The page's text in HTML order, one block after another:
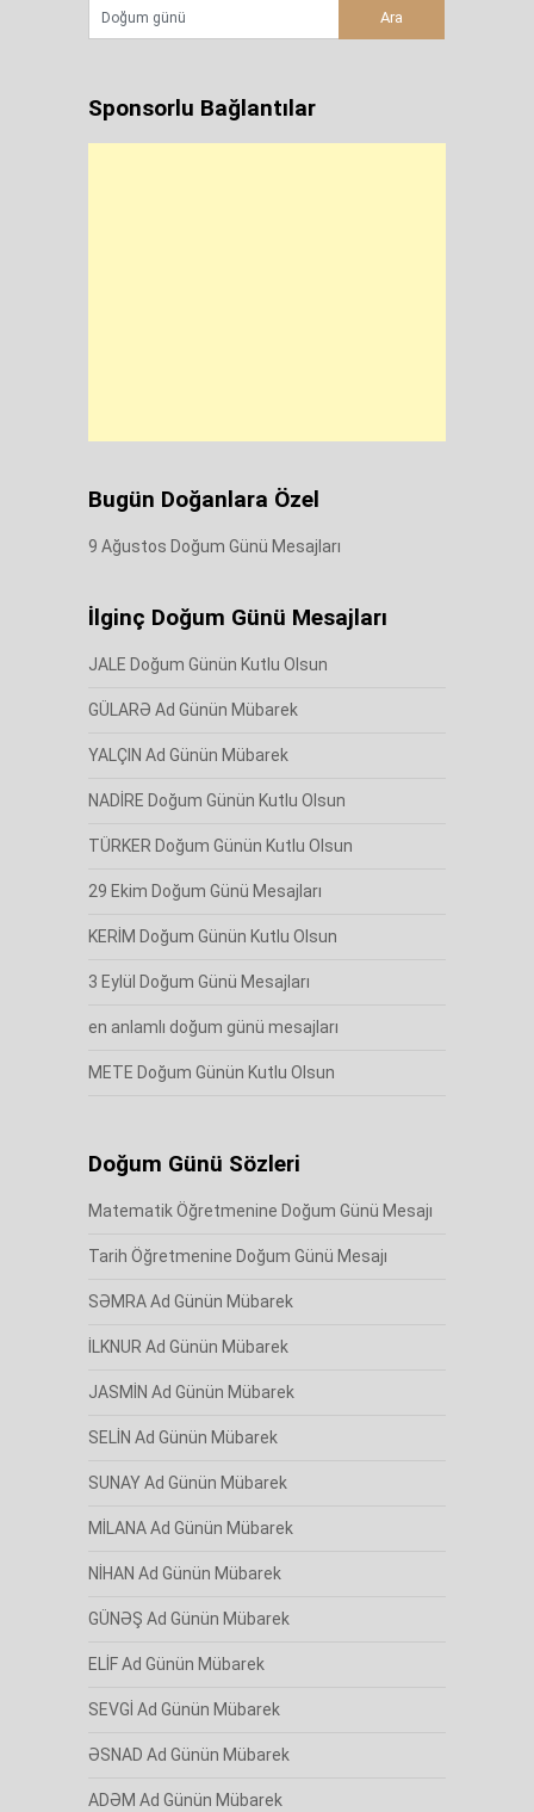
Sponsorlu Bağlantılar
Bugün Doğanlara Özel
9 Ağustos Doğum Günü Mesajları
İlginç Doğum Günü Mesajları
JALE Doğum Günün Kutlu Olsun
GÜLARƏ Ad Günün Mübarek
YALÇIN Ad Günün Mübarek
NADİRE Doğum Günün Kutlu Olsun
TÜRKER Doğum Günün Kutlu Olsun
29 Ekim Doğum Günü Mesajları
KERİM Doğum Günün Kutlu Olsun
3 Eylül Doğum Günü Mesajları
en anlamlı doğum günü mesajları
METE Doğum Günün Kutlu Olsun
Doğum Günü Sözleri
Matematik Öğretmenine Doğum Günü Mesajı
Tarih Öğretmenine Doğum Günü Mesajı
SƏMRA Ad Günün Mübarek
İLKNUR Ad Günün Mübarek
JASMİN Ad Günün Mübarek
SELİN Ad Günün Mübarek
SUNAY Ad Günün Mübarek
MİLANA Ad Günün Mübarek
NİHAN Ad Günün Mübarek
GÜNƏŞ Ad Günün Mübarek
ELİF Ad Günün Mübarek
SEVGİ Ad Günün Mübarek
ƏSNAD Ad Günün Mübarek
ADƏM Ad Günün Mübarek